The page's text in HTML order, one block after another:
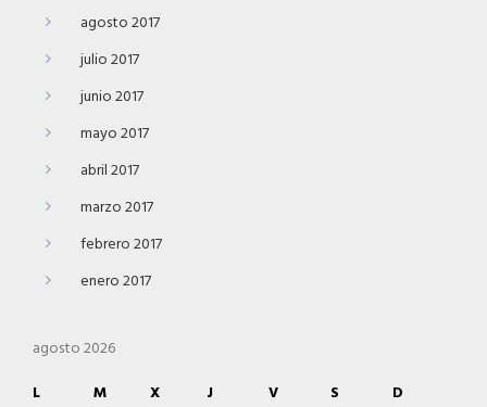
agosto 2017
julio 2017
junio 2017
mayo 2017
abril 2017
marzo 2017
febrero 2017
enero 2017
agosto 2026
L
M X J V S
D